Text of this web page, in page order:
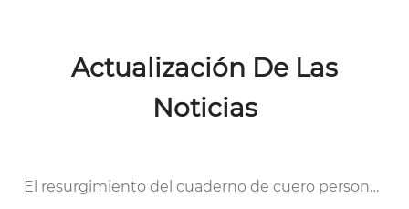
Actualización De Las
Noticias
El resurgimiento del cuaderno de cuero personalizado: una tendencia hacia la expresión manuscrita